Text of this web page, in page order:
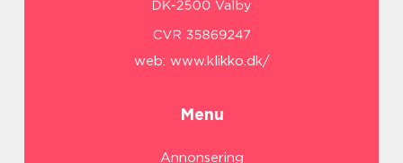
web: www.klikko.dk/
Menu
Annonsering